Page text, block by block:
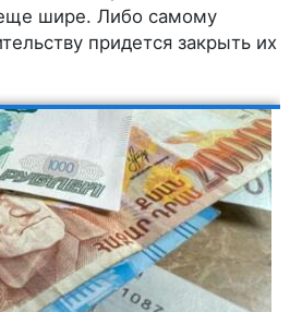
шире. Либо самому
придется закрыть их